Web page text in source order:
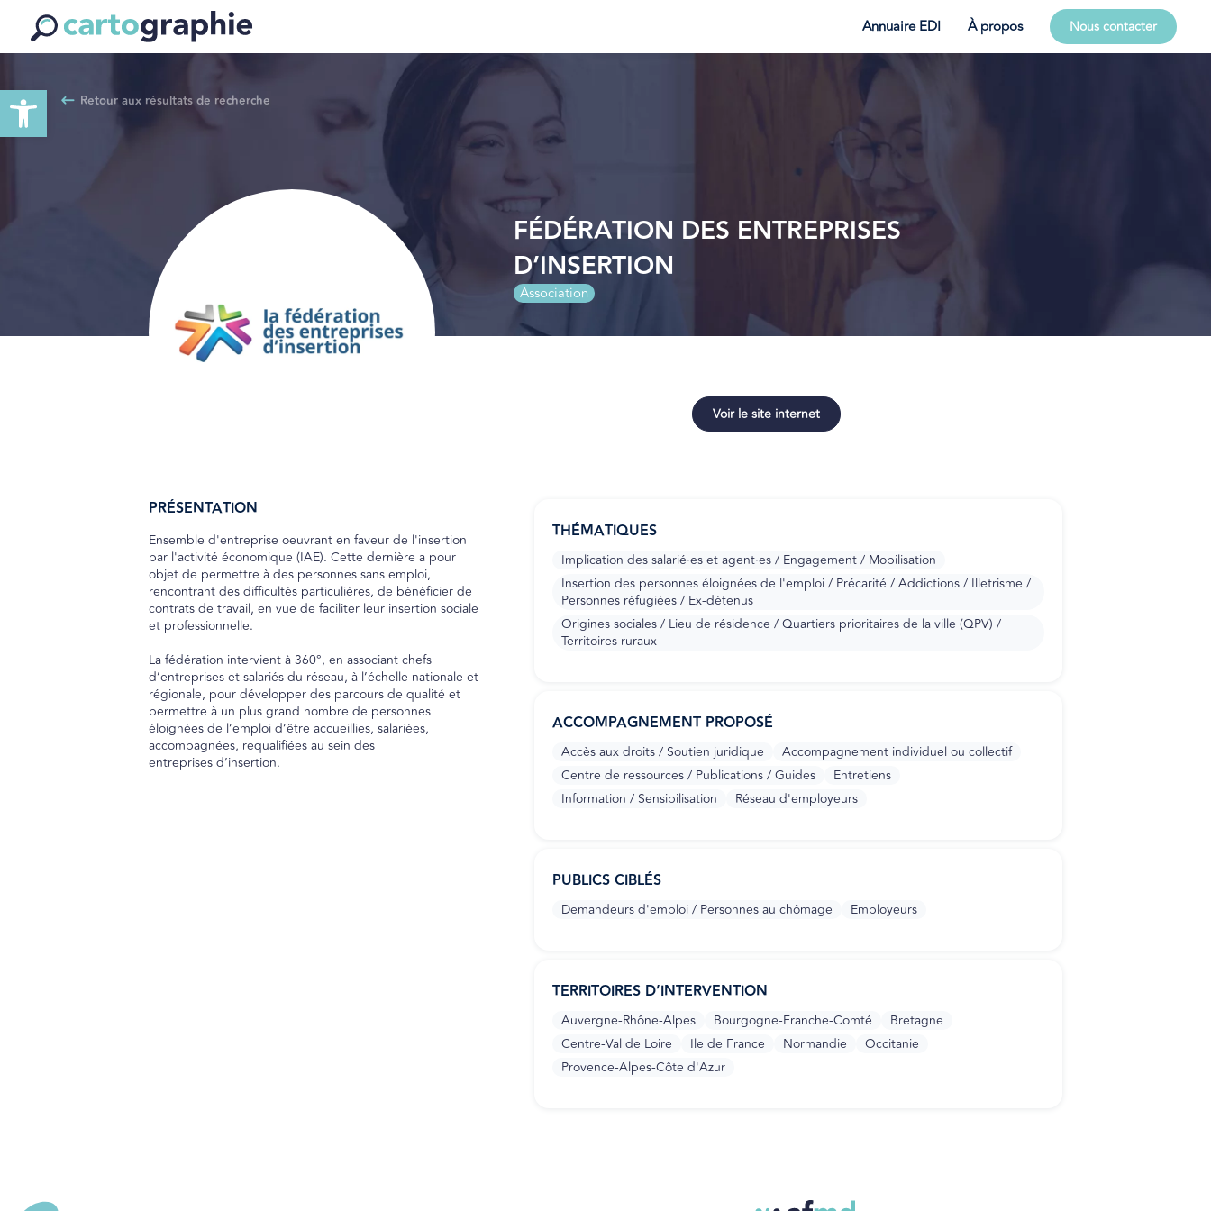
Ouvrir la barre d’outils
Annuaire EDI À propos Nous contacter
Retour aux résultats de recherche
FÉDÉRATION DES ENTREPRISES
D’INSERTION
Association
Voir le site internet
PRÉSENTATION
Ensemble d'entreprise oeuvrant en faveur de l'insertion
par l'activité économique (IAE). Cette dernière a pour
objet de permettre à des personnes sans emploi,
rencontrant des difficultés particulières, de bénéficier de
contrats de travail, en vue de faciliter leur insertion sociale
et professionnelle.
La fédération intervient à 360°, en associant chefs
d’entreprises et salariés du réseau, à l’échelle nationale et
régionale, pour développer des parcours de qualité et
permettre à un plus grand nombre de personnes
éloignées de l’emploi d’être accueillies, salariées,
accompagnées, requalifiées au sein des
entreprises d’insertion.
THÉMATIQUES
Implication des salarié·es et agent·es / Engagement / Mobilisation
Insertion des personnes éloignées de l'emploi / Précarité / Addictions / Illetrisme /
Personnes réfugiées / Ex-détenus
Origines sociales / Lieu de résidence / Quartiers prioritaires de la ville (QPV) /
Territoires ruraux
ACCOMPAGNEMENT PROPOSÉ
Accès aux droits / Soutien juridique
Accompagnement individuel ou collectif
Centre de ressources / Publications / Guides
Entretiens
Information / Sensibilisation
Réseau d'employeurs
PUBLICS CIBLÉS
Demandeurs d'emploi / Personnes au chômage Employeurs
TERRITOIRES D’INTERVENTION
Auvergne-Rhône-Alpes Bourgogne-Franche-Comté
Bretagne
Centre-Val de Loire
Ile de France Normandie
Occitanie
Provence-Alpes-Côte d'Azur